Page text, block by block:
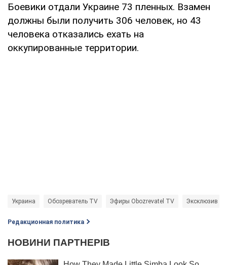
Боевики отдали Украине 73 пленных. Взамен
должны были получить 306 человек, но 43
человека отказались ехать на
оккупированные территории.
Украина Обозреватель TV Эфиры Obozrevatel TV Эксклюзив
Редакционная политика